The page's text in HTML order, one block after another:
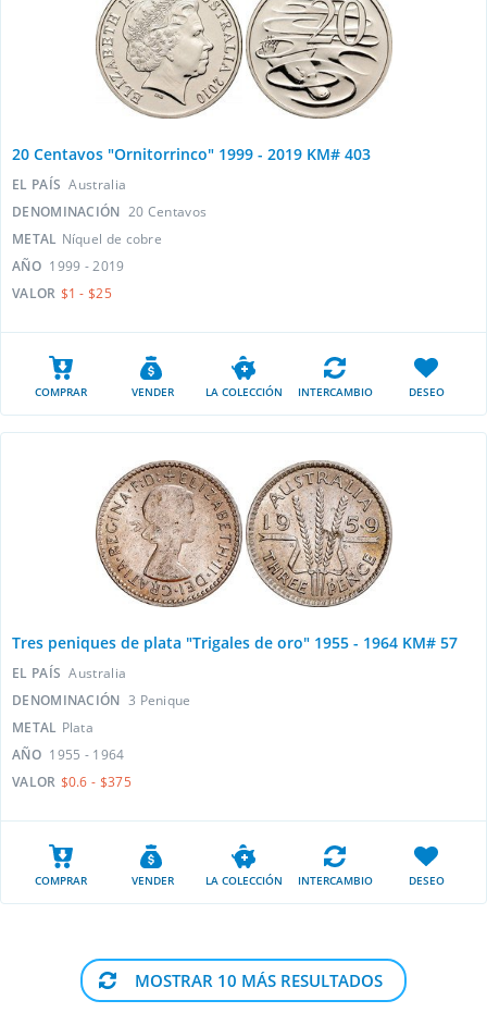
20 Centavos "Ornitorrinco" 1999 - 2019 KM# 403
EL PAÍS Australia
DENOMINACIÓN 20 Centavos
METAL Níquel de cobre
AÑO 1999 - 2019
VALOR $1 - $25
COMPRAR VENDER LA COLECCIÓN INTERCAMBIO DESEO
Tres peniques de plata "Trigales de oro" 1955 - 1964 KM# 57
EL PAÍS Australia
DENOMINACIÓN 3 Penique
METAL Plata
AÑO 1955 - 1964
VALOR $0.6 - $375
COMPRAR VENDER LA COLECCIÓN INTERCAMBIO DESEO
MOSTRAR 10 MÁS RESULTADOS